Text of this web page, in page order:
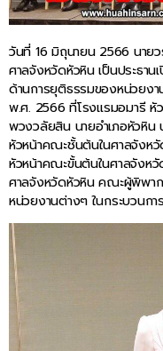
วันที่ 16 มิถุนายน 2566 นาย
ศาลจังหวัดหัวหิน เป็นประธาน
ด้านการยุติธรรมของหน่วยง
พ.ศ. 2566 ที่โรงแรมอมารี
พวงวลัยสิน นายอำเภอหัวหิ
หัวหน้าคณะชั้นต้นในศาลจัง
หัวหน้าคณะขั้นต้นในศาลจังห
ศาลจังหวัดหัวหิน คณะผู้พิพา
หน่วยงานต่างๆ ในกระบวนก